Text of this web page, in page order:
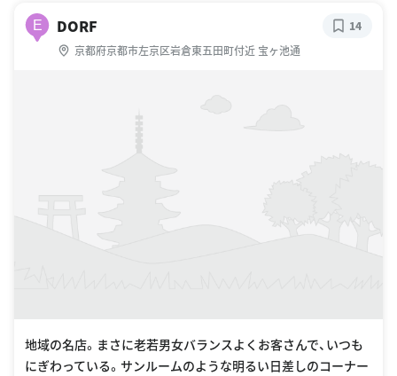
E DORF
京都府京都市左京区岩倉東五田町付近 宝ヶ池通
14
地域の名店。まさに老若男女バランスよくお客さんで、いつも
にぎわっている。サンルームのような明るい日差しのコーナー